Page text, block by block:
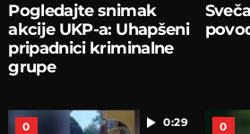
Pogledajte snimak
akcije UKP-a: Uhapšeni
pripadnici kriminalne
grupe
0:29
0 0